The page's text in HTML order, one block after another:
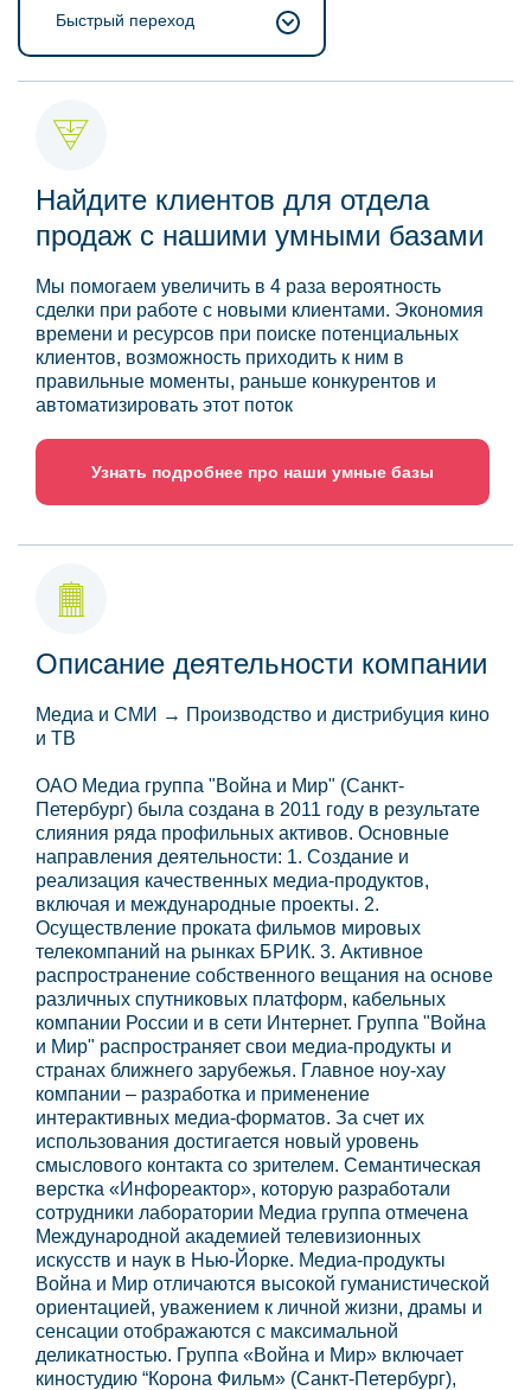
Быстрый переход
Найдите клиентов для отдела
продаж с нашими умными базами
Мы помогаем увеличить в 4 раза вероятность
сделки при работе с новыми клиентами. Экономия
времени и ресурсов при поиске потенциальных
клиентов, возможность приходить к ним в
правильные моменты, раньше конкурентов и
автоматизировать этот поток
Узнать подробнее про наши умные базы
Описание деятельности компании
Медиа и СМИ → Производство и дистрибуция кино
и ТВ
ОАО Медиа группа "Война и Мир" (Санкт-
Петербург) была создана в 2011 году в результате
слияния ряда профильных активов. Основные
направления деятельности: 1. Создание и
реализация качественных медиа-продуктов,
включая и международные проекты. 2.
Осуществление проката фильмов мировых
телекомпаний на рынках БРИК. 3. Активное
распространение собственного вещания на основе
различных спутниковых платформ, кабельных
компании России и в сети Интернет. Группа "Война
и Мир" распространяет свои медиа-продукты и
странах ближнего зарубежья. Главное ноу-хау
компании – разработка и применение
интерактивных медиа-форматов. За счет их
использования достигается новый уровень
смыслового контакта со зрителем. Семантическая
верстка «Инфореактор», которую разработали
сотрудники лаборатории Медиа группа отмечена
Международной академией телевизионных
искусств и наук в Нью-Йорке. Медиа-продукты
Война и Мир отличаются высокой гуманистической
ориентацией, уважением к личной жизни, драмы и
сенсации отображаются с максимальной
деликатностью. Группа «Война и Мир» включает
киностудию “Корона Фильм» (Санкт-Петербург),